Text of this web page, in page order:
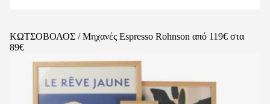
ΚΩΤΣΟΒΟΛΟΣ / Μηχανές Espresso Rohnson από 119€ στα
89€